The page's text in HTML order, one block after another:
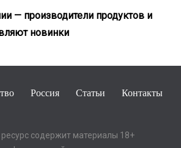
— производители продуктов и
новинки
Россия Статьи Контакты
содержит материалы 18+